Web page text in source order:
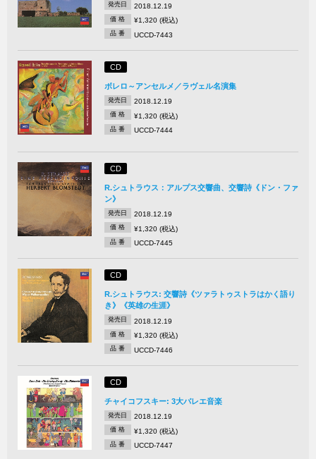
発売日 2018.12.19
価 格 ¥1,320 (税込)
品 番 UCCD-7443
CD
ボレロ～アンセルメ／ラヴェル名演集
発売日 2018.12.19
価 格 ¥1,320 (税込)
品 番 UCCD-7444
CD
R.シュトラウス：アルプス交響曲、交響詩《ドン・ファ
ン》
発売日 2018.12.19
価 格 ¥1,320 (税込)
品 番 UCCD-7445
CD
R.シュトラウス: 交響詩《ツァラトゥストラはかく語り
き》《英雄の生涯》
発売日 2018.12.19
価 格 ¥1,320 (税込)
品 番 UCCD-7446
CD
チャイコフスキー: 3大バレエ音楽
発売日 2018.12.19
価 格 ¥1,320 (税込)
品 番 UCCD-7447